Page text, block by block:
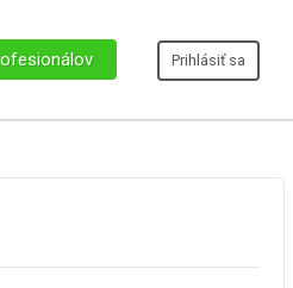
Prihlásiť sa